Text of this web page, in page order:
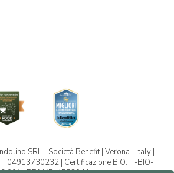
SRL - Società Benefit | Verona - Italy |
| Certificazione BIO: IT-BIO-